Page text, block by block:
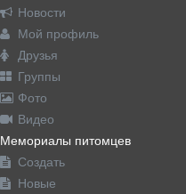
Новости
Мой профиль
Друзья
Группы
Фото
Видео
Мемориалы питомцев
Создать
Новые